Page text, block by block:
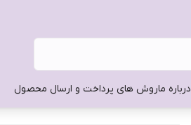
درباره ماروش های پرداخت و ارسال محصول